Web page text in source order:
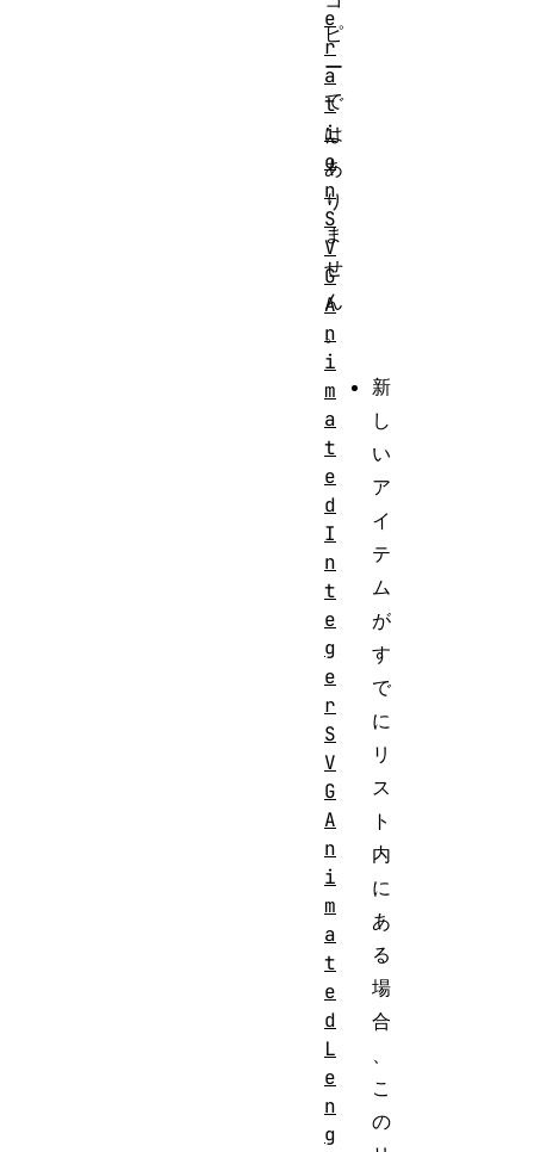
ピ
ー
で
は
あ
り
ま
せ
ん
。
新
し
い
ア
イ
テ
ム
が
す
で
に
リ
ス
ト
内
に
あ
る
場
合
、
こ
の
e
r
a
t
i
o
n
S
V
G
A
n
i
m
a
t
e
d
I
n
t
e
g
e
r
S
V
G
A
n
i
m
a
t
e
d
L
e
n
g